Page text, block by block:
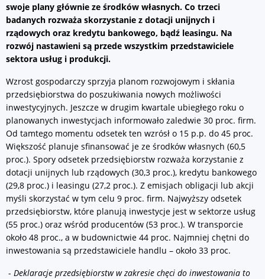
swoje plany głównie ze środków własnych. Co trzeci
badanych rozważa skorzystanie z dotacji unijnych i
rządowych oraz kredytu bankowego, bądź leasingu. Na
rozwój nastawieni są przede wszystkim przedstawiciele
sektora usług i produkcji.
Wzrost gospodarczy sprzyja planom rozwojowym i skłania
przedsiębiorstwa do poszukiwania nowych możliwości
inwestycyjnych. Jeszcze w drugim kwartale ubiegłego roku o
planowanych inwestycjach informowało zaledwie 30 proc. firm.
Od tamtego momentu odsetek ten wzrósł o 15 p.p. do 45 proc.
Większość planuje sfinansować je ze środków własnych (60,5
proc.). Spory odsetek przedsiębiorstw rozważa korzystanie z
dotacji unijnych lub rządowych (30,3 proc.), kredytu bankowego
(29,8 proc.) i leasingu (27,2 proc.). Z emisjach obligacji lub akcji
myśli skorzystać w tym celu 9 proc. firm. Najwyższy odsetek
przedsiębiorstw, które planują inwestycje jest w sektorze usług
(55 proc.) oraz wśród producentów (53 proc.). W transporcie
około 48 proc., a w budownictwie 44 proc. Najmniej chętni do
inwestowania są przedstawiciele handlu – około 33 proc.
- Deklaracje przedsiębiorstw w zakresie chęci do inwestowania to